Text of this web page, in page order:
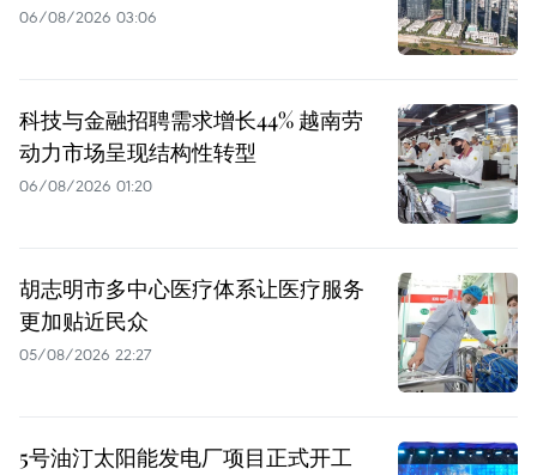
06/08/2026 03:06
科技与金融招聘需求增长44% 越南劳
动力市场呈现结构性转型
06/08/2026 01:20
胡志明市多中心医疗体系让医疗服务
更加贴近民众
05/08/2026 22:27
5号油汀太阳能发电厂项目正式开工